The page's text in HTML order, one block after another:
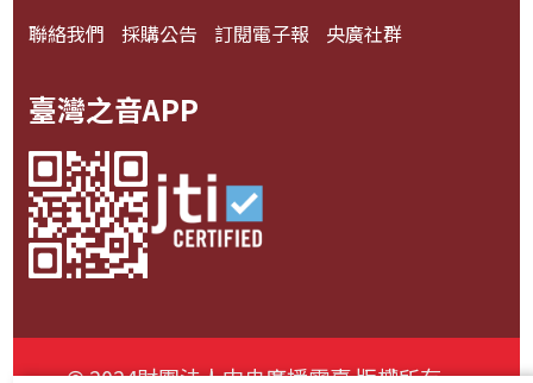
聯絡我們 採購公告 訂閱電子報 央廣社群
臺灣之音APP
© 2024財團法人中央廣播電臺 版權所有